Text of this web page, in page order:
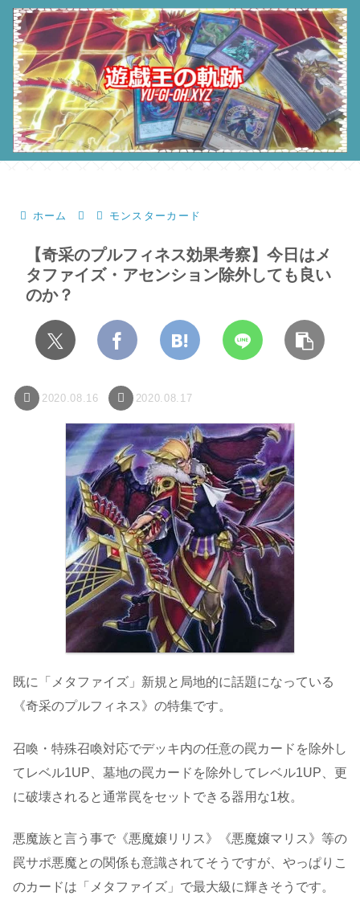
ホーム モンスターカード
【奇采のプルフィネス効果考察】今日はメ
タファイズ・アセンション除外しても良い
のか？
2020.08.16 2020.08.17
既に「メタファイズ」新規と局地的に話題になっている
《奇采のプルフィネス》の特集です。
召喚・特殊召喚対応でデッキ内の任意の罠カードを除外し
てレベル1UP、墓地の罠カードを除外してレベル1UP、更
に破壊されると通常罠をセットできる器用な1枚。
悪魔族と言う事で《悪魔嬢リリス》《悪魔嬢マリス》等の
罠サポ悪魔との関係も意識されてそうですが、やっぱりこ
のカードは「メタファイズ」で最大級に輝きそうです。